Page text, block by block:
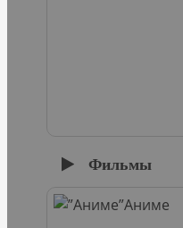
Фильмы
Аниме